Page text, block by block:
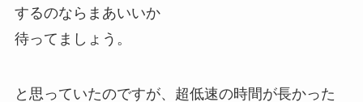
するのならまあいいか
待ってましょう。
と思っていたのですが、超低速の時間が長かった